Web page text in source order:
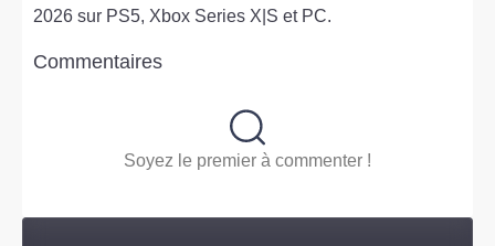
2026 sur PS5, Xbox Series X|S et PC.
Commentaires
Soyez le premier à commenter !